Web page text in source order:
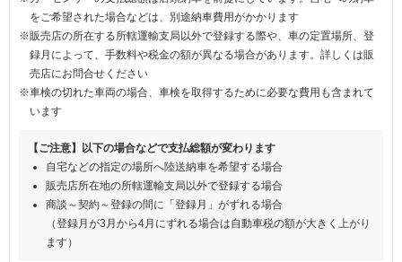
をご希望された場合などは、別途納車費用がかかります
※販売店の所在する所轄運輸支局以外で登録する際や、車の定置場所、登
録月によって、手数料や税金の額が異なる場合があります。詳しくは販
売店にお問合せください
※車検の切れた車両の場合、車検を取得するために必要な費用も含まれて
います
【ご注意】以下の場合などで支払総額が変わります
自宅などの指定の場所へ陸送納車を希望する場合
販売店所在地の所轄運輸支局以外で登録する場合
商談～契約～登録の間に「登録月」がずれる場合
（登録月が3月から4月にずれる場合は自動車税の額が大きく上がり
ます）